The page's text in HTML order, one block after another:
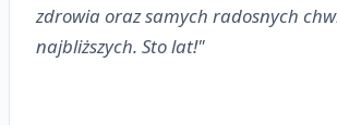
zdrowia oraz samych radosnych
najbliższych. Sto lat!"